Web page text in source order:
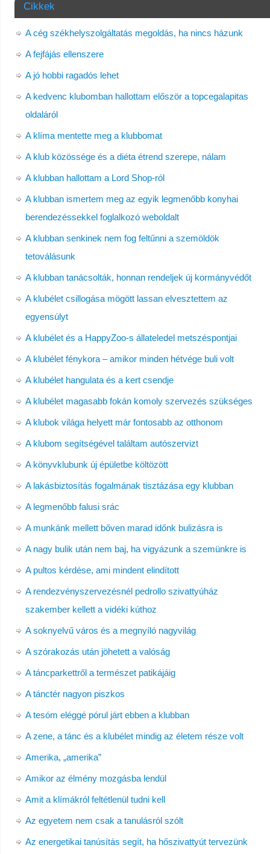
Cikkek
A cég székhelyszolgáltatás megoldás, ha nincs házunk
A fejfájás ellenszere
A jó hobbi ragadós lehet
A kedvenc klubomban hallottam először a topcegalapitas
oldaláról
A klíma mentette meg a klubbomat
A klub közössége és a diéta étrend szerepe, nálam
A klubban hallottam a Lord Shop-ról
A klubban ismertem meg az egyik legmenőbb konyhai
berendezéssekkel foglalkozó weboldalt
A klubban senkinek nem fog feltűnni a szemöldök
tetoválásunk
A klubban tanácsolták, honnan rendeljek új kormányvédőt
A klubélet csillogása mögött lassan elvesztettem az
egyensúlyt
A klubélet és a HappyZoo-s állateledel metszéspontjai
A klubélet fénykora – amikor minden hétvége buli volt
A klubélet hangulata és a kert csendje
A klubélet magasabb fokán komoly szervezés szükséges
A klubok világa helyett már fontosabb az otthonom
A klubom segítségével találtam autószervizt
A könyvklubunk új épületbe költözött
A lakásbiztosítás fogalmának tisztázása egy klubban
A legmenőbb falusi srác
A munkánk mellett bőven marad időnk bulizásra is
A nagy bulik után nem baj, ha vigyázunk a szemünkre is
A pultos kérdése, ami mindent elindított
A rendezvényszervezésnél pedrollo szivattyúház
szakember kellett a vidéki kúthoz
A soknyelvű város és a megnyíló nagyvilág
A szórakozás után jöhetett a valóság
A táncparkettről a természet patikájáig
A tánctér nagyon piszkos
A tesóm eléggé pórul járt ebben a klubban
A zene, a tánc és a klubélet mindig az életem része volt
Amerika, „amerika”
Amikor az élmény mozgásba lendül
Amit a klímákról feltétlenül tudni kell
Az egyetem nem csak a tanulásról szólt
Az energetikai tanúsítás segít, ha hőszivattyút tervezünk